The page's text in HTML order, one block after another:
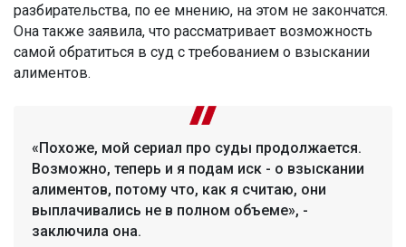
разбирательства, по ее мнению, на этом не закончатся.
Она также заявила, что рассматривает возможность
самой обратиться в суд с требованием о взыскании
алиментов.
«Похоже, мой сериал про суды продолжается.
Возможно, теперь и я подам иск - о взыскании
алиментов, потому что, как я считаю, они
выплачивались не в полном объеме», -
заключила она.